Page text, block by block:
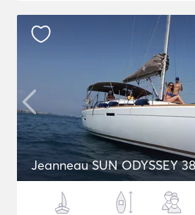
Jeanneau SUN ODYSSEY